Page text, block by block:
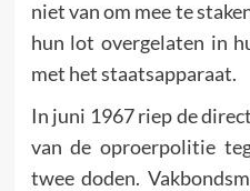
niet van om mee te
hun lot overgelaten in
met het staatsapparaat.
In juni 1967 riep de
van de oproerpolitie
twee doden.